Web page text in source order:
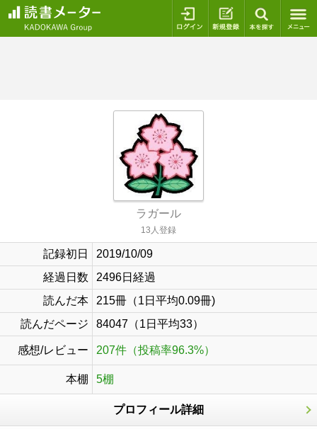
ログイン 新規登録
ラガール
13人登録
記録初日
2019/10/09
経過日数
2496日経過
読んだ本
215冊（1日平均0.09冊)
読んだページ
84047（1日平均33）
感想/レビュー 207件（投稿率96.3%）
本棚 5棚
プロフィール詳細